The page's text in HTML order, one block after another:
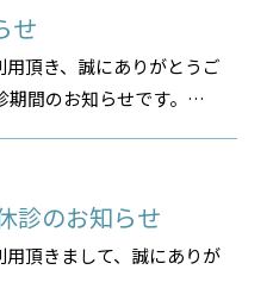
せ
頂き、誠にありがとうご
間のお知らせです。
診のお知らせ
頂きまして、誠にありが